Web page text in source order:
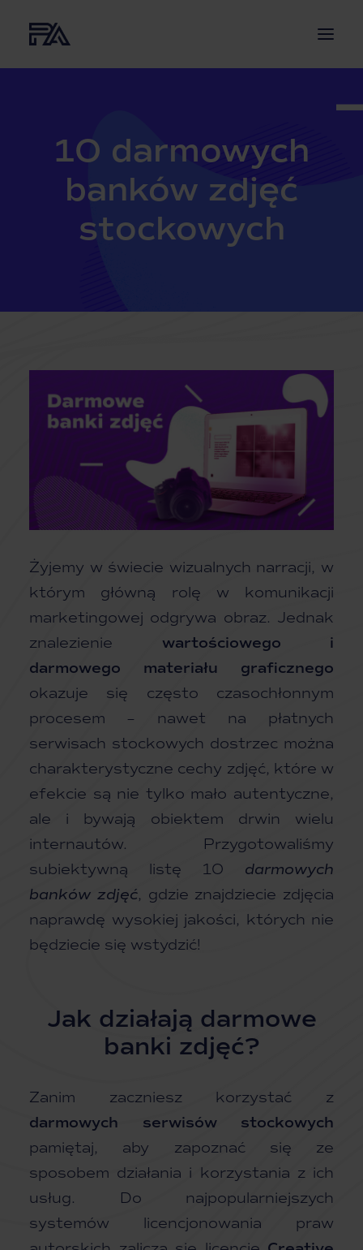
PROJEKTY
AKTUALNOŚCI
KONTAKT
10 darmowych
banków zdjęć
stockowych
Żyjemy w świecie wizualnych narracji, w
którym główną rolę w komunikacji
marketingowej odgrywa obraz. Jednak
znalezienie wartościowego i
darmowego
materiału graficznego
okazuje się często czasochłonnym
procesem – nawet na płatnych
serwisach stockowych dostrzec można
charakterystyczne cechy zdjęć, które w
efekcie są nie tylko mało autentyczne,
ale i bywają obiektem drwin wielu
internautów. Przygotowaliśmy
subiektywną listę 10 darmowych
banków zdjęć, gdzie znajdziecie zdjęcia
naprawdę wysokiej jakości, których nie
będziecie się wstydzić!
Jak działają darmowe
banki zdjęć?
Zanim zaczniesz korzystać z
darmowych serwisów stockowych
pamiętaj, aby zapoznać się ze
sposobem działania i korzystania z ich
usług. Do najpopularniejszych
systemów licencjonowania praw